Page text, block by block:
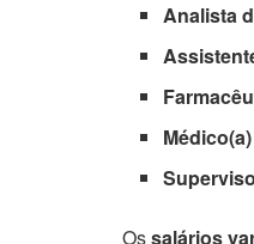
Analista
Ossalários